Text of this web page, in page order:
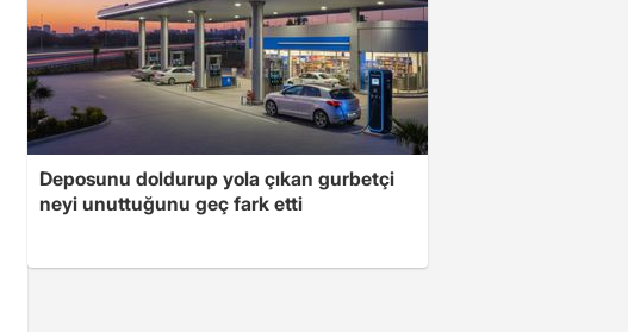
Deposunu doldurup yola çıkan gurbetçi
neyi unuttuğunu geç fark etti